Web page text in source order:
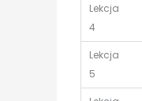
Lekcja
4
Lekcja
5